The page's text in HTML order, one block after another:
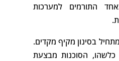
התורמים למערכות
בסינון מקיף מקדים.
הסוכנות מבצעת